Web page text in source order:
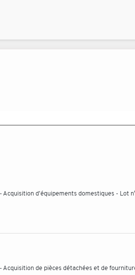
d'équipements domestiques - Lot
de pièces détachées et de